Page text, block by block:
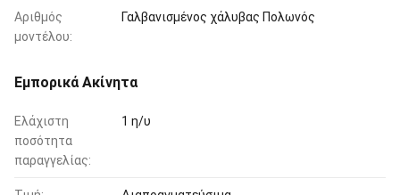
Αριθμός
μοντέλου:
Γαλβανισμένος χάλυβας Πολωνός
Εμπορικά Ακίνητα
Ελάχιστη
ποσότητα
παραγγελίας:
1 η/υ